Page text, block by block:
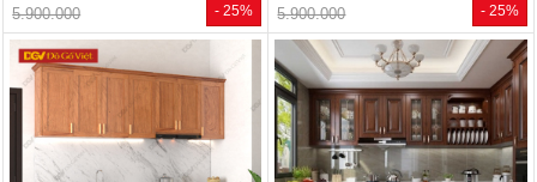
- 25%
5.900.000
- 25%
5.900.000